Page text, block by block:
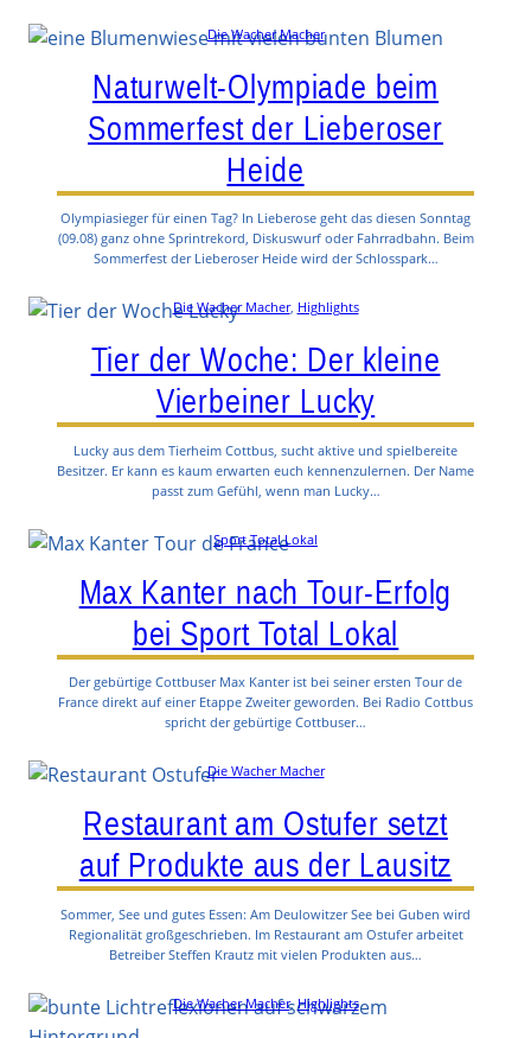
Die Wacher Macher
Naturwelt-Olympiade beim
Sommerfest der Lieberoser
Heide
Olympiasieger für einen Tag? In Lieberose geht das diesen Sonntag
(09.08) ganz ohne Sprintrekord, Diskuswurf oder Fahrradbahn. Beim
Sommerfest der Lieberoser Heide wird der Schlosspark…
Die Wacher Macher, Highlights
Tier der Woche: Der kleine
Vierbeiner Lucky
Lucky aus dem Tierheim Cottbus, sucht aktive und spielbereite
Besitzer. Er kann es kaum erwarten euch kennenzulernen. Der Name
passt zum Gefühl, wenn man Lucky…
Sport Total Lokal
Max Kanter nach Tour-Erfolg
bei Sport Total Lokal
Der gebürtige Cottbuser Max Kanter ist bei seiner ersten Tour de
France direkt auf einer Etappe Zweiter geworden. Bei Radio Cottbus
spricht der gebürtige Cottbuser…
Die Wacher Macher
Restaurant am Ostufer setzt
auf Produkte aus der Lausitz
Sommer, See und gutes Essen: Am Deulowitzer See bei Guben wird
Regionalität großgeschrieben. Im Restaurant am Ostufer arbeitet
Betreiber Steffen Krautz mit vielen Produkten aus…
Die Wacher Macher, Highlights